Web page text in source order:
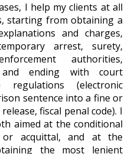
I help my clients at all
starting from obtaining a
and charges,
arrest, surety,
authorities,
ending with court
regulations (electronic
sentence into a fine or
fiscal penal code). I
aimed at the conditional
or acquittal, and at the
the most lenient